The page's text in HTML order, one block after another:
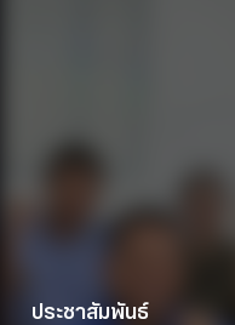
ประชาสัมพันธ์